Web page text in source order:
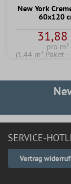
New York
60x120
31,88
pro m²
(1.44 m² Paket
SERVICE-
Vertrag